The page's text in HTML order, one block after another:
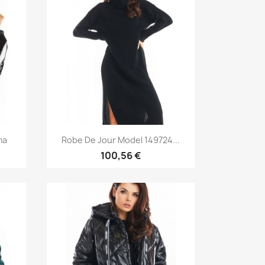
Aperçu rapide
Robe De Jour Model 149724...
100,56 €